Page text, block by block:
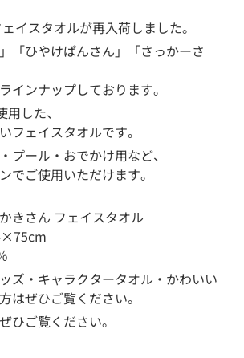
イスタオルが再入荷しました。
「ひやけぱんさん」「さっかーさ
インナップしております。
した、
フェイスタオルです。
プール・おでかけ用など、
でご使用いただけます。
きさん フェイスタオル
ズ・キャラクタータオル・かわいい
はぜひご覧ください。
ひご覧ください。